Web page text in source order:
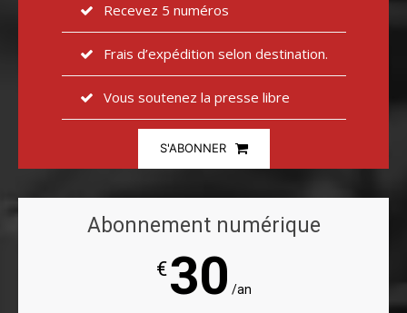
Recevez 5 numéros
Frais d’expédition selon destination.
Vous soutenez la presse libre
S'ABONNER
Abonnement numérique
€30 /an